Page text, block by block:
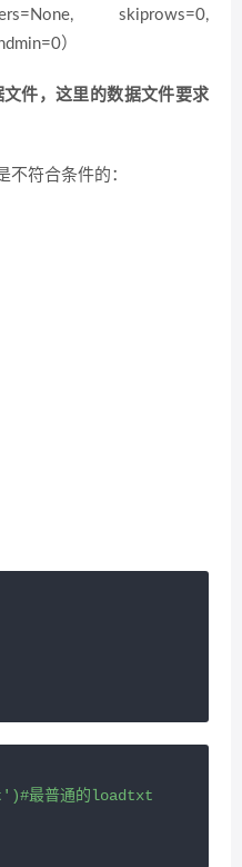
skiprows=0,
）
件，这里的数据文件要求
不符合条件的：
最普通的loadtxt